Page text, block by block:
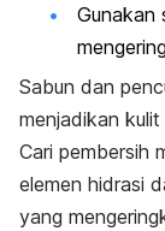
Gunakan
Sabun dan
menjadikan
Cari pembersih
elemen hidrasi
yang